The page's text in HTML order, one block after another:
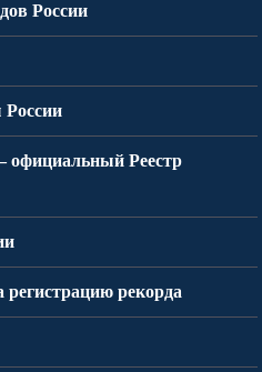
России
официальный Реестр
регистрацию рекорда